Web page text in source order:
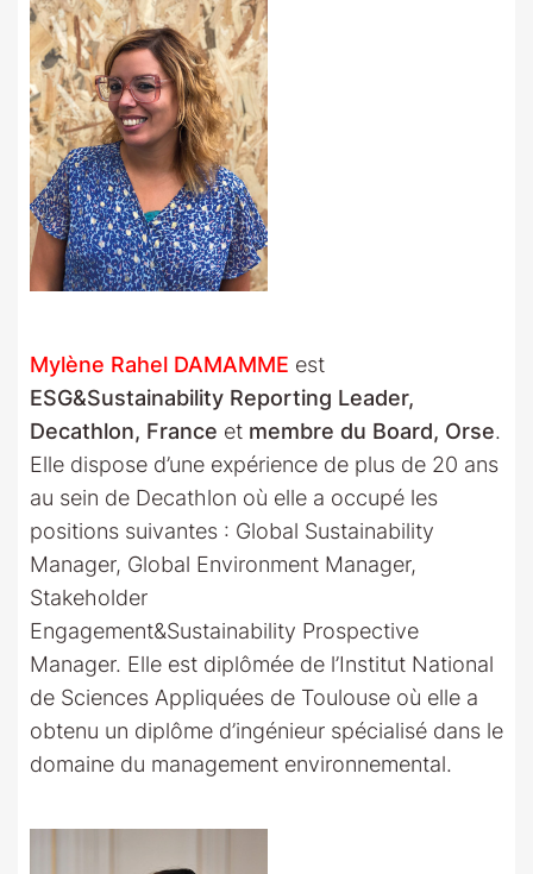
Mylène Rahel DAMAMME est
ESG&Sustainability Reporting Leader,
Decathlon, France et membre du Board, Orse.
Elle dispose d’une expérience de plus de 20 ans
au sein de Decathlon où elle a occupé les
positions suivantes : Global Sustainability
Manager, Global Environment Manager,
Stakeholder
Engagement&Sustainability Prospective
Manager. Elle est diplômée de l’Institut National
de Sciences Appliquées de Toulouse où elle a
obtenu un diplôme d’ingénieur spécialisé dans le
domaine du management environnemental.